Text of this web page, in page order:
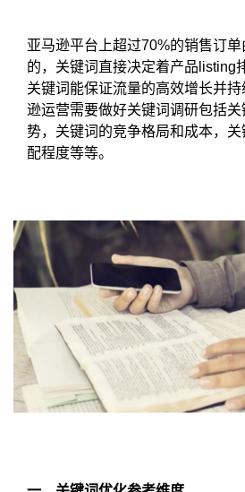
亚马逊平台上超过70%的销售订
的，关键词直接决定着产品listing
关键词能保证流量的高效增长并
逊运营需要做好关键词调研包括
势，关键词的竞争格局和成本，
配程度等等。